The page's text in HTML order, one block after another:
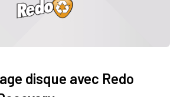
disque avec Redo